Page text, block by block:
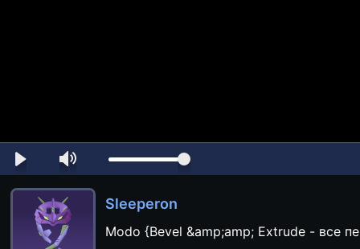
Sleeperon
Modo {Bevel &amp;amp; Extrude - все